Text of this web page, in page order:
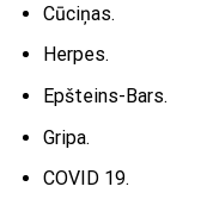
Cūciņas.
Herpes.
Epšteins-Bars.
Gripa.
COVID 19.